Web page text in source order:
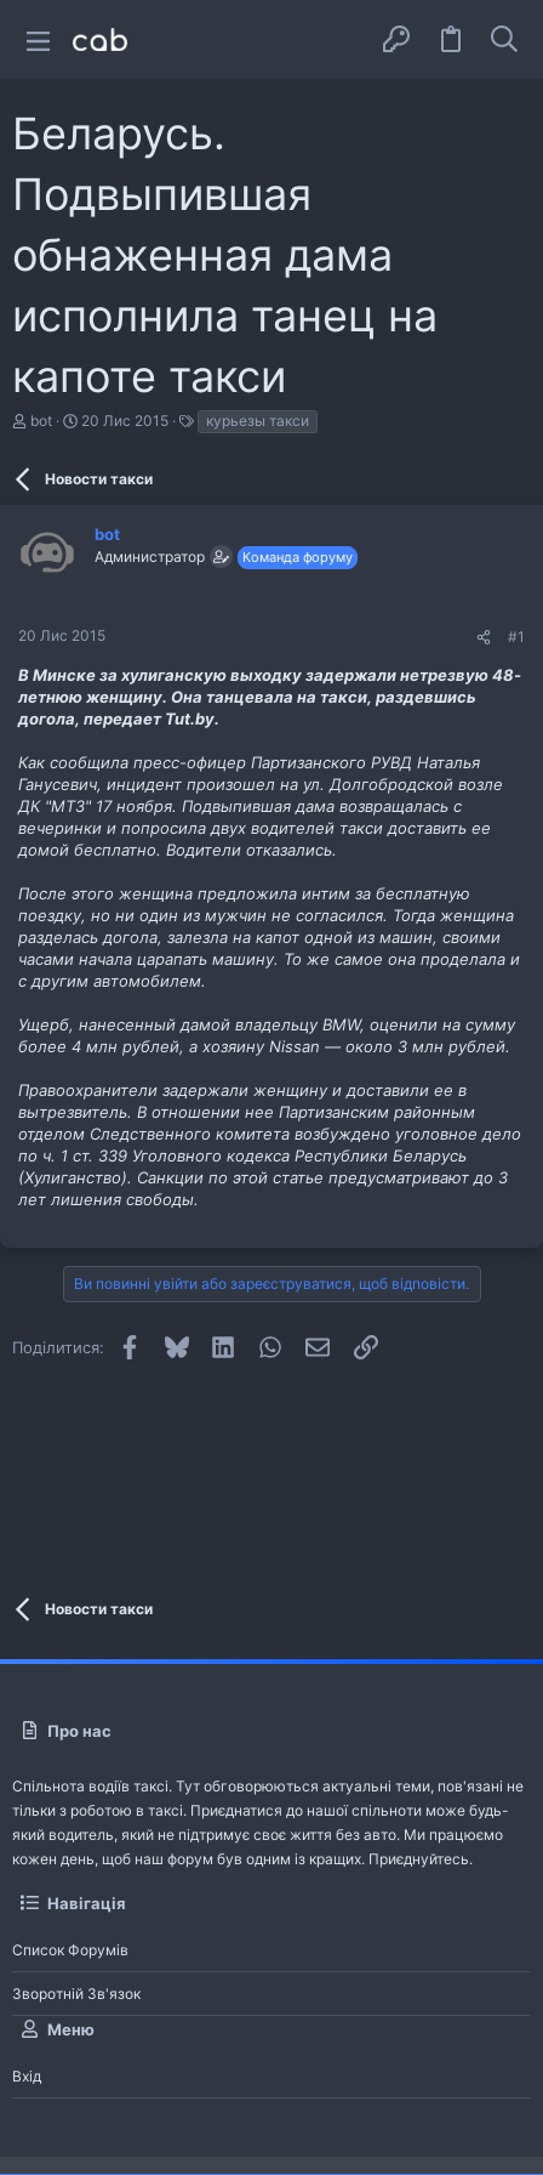
Беларусь.
Подвыпившая
обнаженная дама
исполнила танец на
капоте такси
А
е
м
bot
Д
а
н
20 Лис 2015
е
курьезы такси
Новости такси
bot
Администратор Команда форуму
20 Лис 2015 #1
В Минске за хулиганскую выходку задержали нетрезвую 48-
летнюю женщину. Она танцевала на такси, раздевшись
догола, передает Tut.by.
Как сообщила пресс-офицер Партизанского РУВД Наталья
Ганусевич, инцидент произошел на ул. Долгобродской возле
ДК "МТЗ" 17 ноября. Подвыпившая дама возвращалась с
вечеринки и попросила двух водителей такси доставить ее
домой бесплатно. Водители отказались.
После этого женщина предложила интим за бесплатную
поездку, но ни один из мужчин не согласился. Тогда женщина
разделась догола, залезла на капот одной из машин, своими
часами начала царапать машину. То же самое она проделала и
с другим автомобилем.
Ущерб, нанесенный дамой владельцу BMW, оценили на сумму
более 4 млн рублей, а хозяину Nissan — около 3 млн рублей.
Правоохранители задержали женщину и доставили ее в
вытрезвитель. В отношении нее Партизанским районным
отделом Следственного комитета возбуждено уголовное дело
по ч. 1 ст. 339 Уголовного кодекса Республики Беларусь
(Хулиганство). Санкции по этой статье предусматривают до 3
лет лишения свободы.
Ви повинні увійти або зареєструватися, щоб відповісти.
Поділитися: Facebook
Bluesky LinkedInWhatsApp
E-mailПосилання
Новости такси
Про нас
Спільнота водіїв таксі. Тут обговорюються актуальні теми, пов'язані не
тільки з роботою в таксі. Приєднатися до нашої спільноти може будь-
який водитель, який не підтримує своє життя без авто. Ми працюємо
кожен день, щоб наш форум був одним із кращих. Приєднуйтесь.
Навігація
Список Форумів
Зворотній Зв'язок
Меню
Вхід